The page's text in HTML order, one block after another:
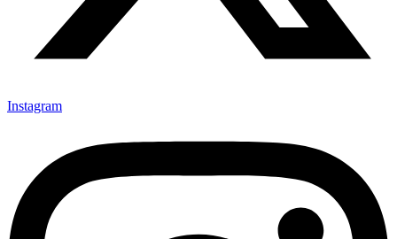
Instagram